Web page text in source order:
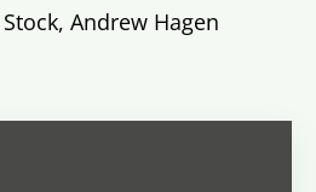
Andrew Hagen